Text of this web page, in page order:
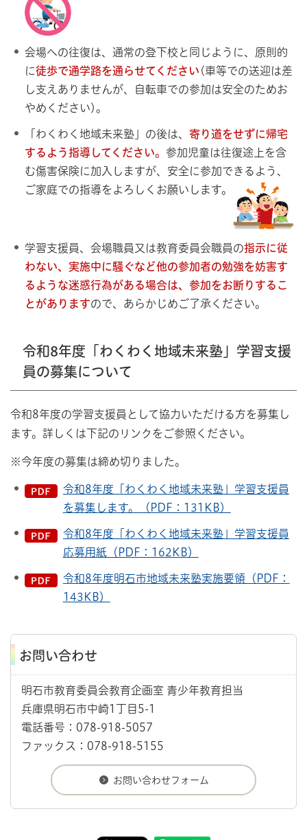
会場への往復は、通常の登下校と同じように、原則的
に徒歩で通学路を通らせてください (車等での送迎は差
し支えありませんが、自転車での参加は安全のためお
やめください)。
「わくわく地域未来塾」の後は、 寄り道をせずに帰宅
するよう指導してください。 参加児童は往復途上を含
む傷害保険に加入しますが、安全に参加できるよう、
ご家庭での指導をよろしくお願いします。
学習支援員、会場職員又は教育委員会職員の指示に従
わない、実施中に騒ぐなど他の参加者の勉強を妨害す
るような迷惑行為がある場合は、参加をお断りするこ
とがありますので、あらかじめご了承ください。
令和8年度「わくわく地域未来塾」学習支援
員の募集について
令和8年度の学習支援員として協力いただける方を募集し
ます。詳しくは下記のリンクをご参照ください。
※今年度の募集は締め切りました。
令和8年度「わくわく地域未来塾」学習支援員
を募集します。（PDF：131KB）
令和8年度「わくわく地域未来塾」学習支援員
応募用紙（PDF：162KB）
令和8年度明石市地域未来塾実施要領（PDF：
143KB）
お問い合わせ
明石市教育委員会教育企画室 青少年教育担当
兵庫県明石市中崎1丁目5-1
電話番号：078-918-5057
ファックス：078-918-5155